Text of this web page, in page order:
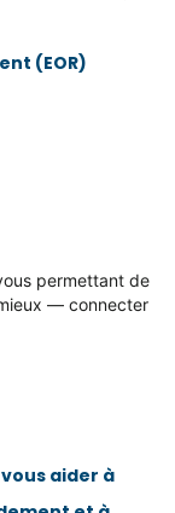
(EOR)
permettant de
— connecter
aider à